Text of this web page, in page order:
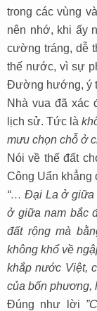
trong các vùng
nên nhớ, khi ấy
cường tráng, dễ
thế nước, vì sự
Đường hướng, ý
Nhà vua đã xác
lịch sử. Tức là
mưu chọn chỗ ở
Nói về thế đất
Công Uẩn khẳng
“… Đại La ở giữa
ở giữa nam bắc
đất rộng mà
không khổ về
khắp nước Việt,
của bốn phương,
Đúng như lời